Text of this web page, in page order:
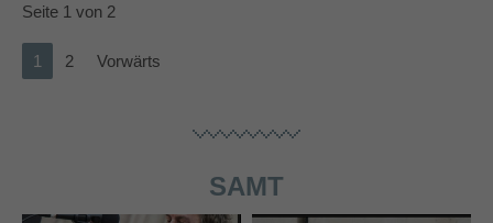
Seite 1 von 2
1 2 Vorwärts
SAMT